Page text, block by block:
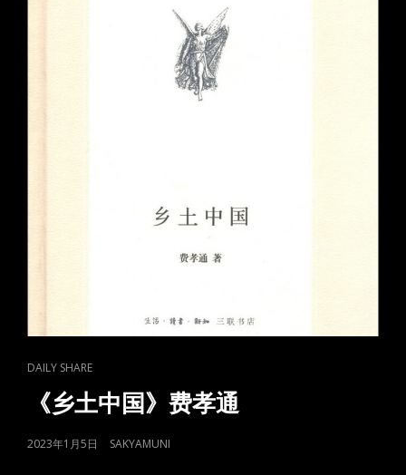
CAT
LINKS
DAILY SHARE
《乡土中国》费孝通
POSTED
2023年1月5日 SAKYAMUNI